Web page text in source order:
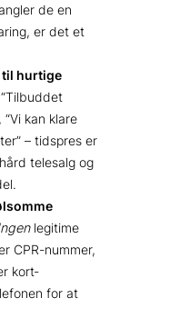
de en
er det et
til hurtige
“Tilbuddet
kan klare
– tids­pres er
telesalg og
legitime
CPR-nummer,
kort­
for at